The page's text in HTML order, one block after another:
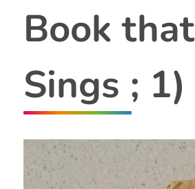
Book that
Sings ; 1)